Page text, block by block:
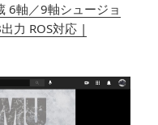
6軸／9軸シュージョ
力 ROS対応 |